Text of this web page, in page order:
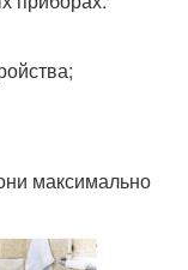
максимально